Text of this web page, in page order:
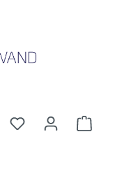
Du hast 0